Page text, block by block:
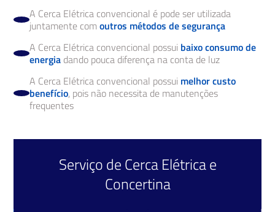
A Cerca Elétrica convencional é pode ser utilizada
juntamente comoutros métodos de segurança
A Cerca Elétrica convencional possui baixo consumo de
energia dando pouca diferença na conta de luz
A Cerca Elétrica convencional possui melhor custo
benefício, pois não necessita de manutenções
frequentes
Serviço deCerca Elétricae
Concertina